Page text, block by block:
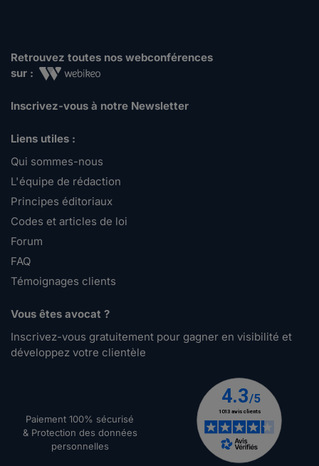
Retrouvez toutes nos webconférences
sur :
Inscrivez-vous à notre Newsletter
Liens utiles :
Qui sommes-nous
L'équipe de rédaction
Principes éditoriaux
Codes et articles de loi
Forum
FAQ
Témoignages clients
Vous êtes avocat ?
Inscrivez-vous gratuitement pour gagner en visibilité et
développez votre clientèle
Paiement 100% sécurisé
& Protection des données
personnelles